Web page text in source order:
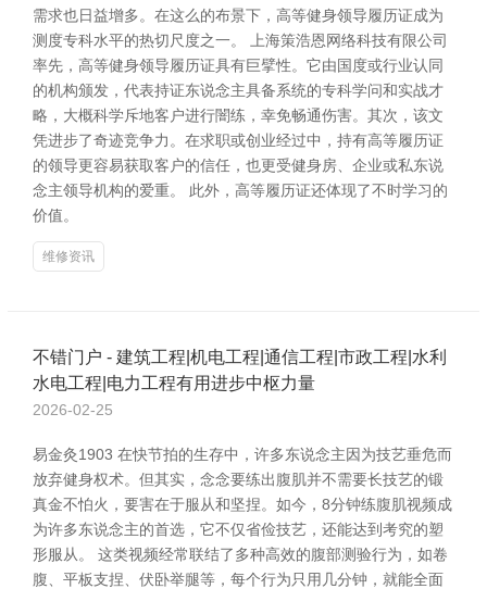
需求也日益增多。在这么的布景下，高等健身领导履历证成为
测度专科水平的热切尺度之一。 上海策浩恩网络科技有限公司
率先，高等健身领导履历证具有巨擘性。它由国度或行业认同
的机构颁发，代表持证东说念主具备系统的专科学问和实战才
略，大概科学斥地客户进行闇练，幸免畅通伤害。其次，该文
凭进步了奇迹竞争力。在求职或创业经过中，持有高等履历证
的领导更容易获取客户的信任，也更受健身房、企业或私东说
念主领导机构的爱重。 此外，高等履历证还体现了不时学习的
价值。
维修资讯
不错门户 - 建筑工程|机电工程|通信工程|市政工程|水利
水电工程|电力工程有用进步中枢力量
2026-02-25
易金灸1903 在快节拍的生存中，许多东说念主因为技艺垂危而
放弃健身权术。但其实，念念要练出腹肌并不需要长技艺的锻
真金不怕火，要害在于服从和坚捏。如今，8分钟练腹肌视频成
为许多东说念主的首选，它不仅省俭技艺，还能达到考究的塑
形服从。 这类视频经常联结了多种高效的腹部测验行为，如卷
腹、平板支捏、伏卧举腿等，每个行为只用几分钟，就能全面